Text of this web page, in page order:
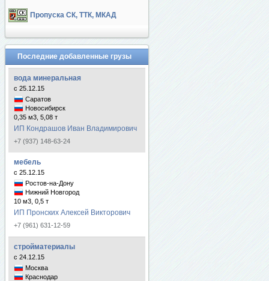
Пропуска СК, ТТК, МКАД
Последние добавленные грузы
вода минеральная
с 25.12.15
Саратов
Новосибирск
0,35 м3, 5,08 т
ИП Кондрашов Иван Владимирович
+7 (937) 148-63-24
мебель
с 25.12.15
Ростов-на-Дону
Нижний Новгород
10 м3, 0,5 т
ИП Пронских Алексей Викторович
+7 (961) 631-12-59
стройматериалы
с 24.12.15
Москва
Краснодар